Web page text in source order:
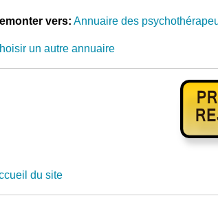
vers: Annuaire des
un autre annuaire
du site